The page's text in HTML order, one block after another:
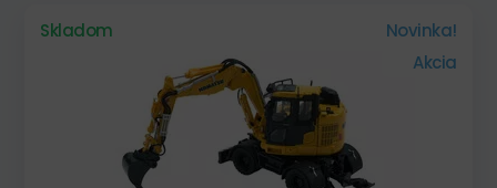
Skladom
Novinka!
Akcia